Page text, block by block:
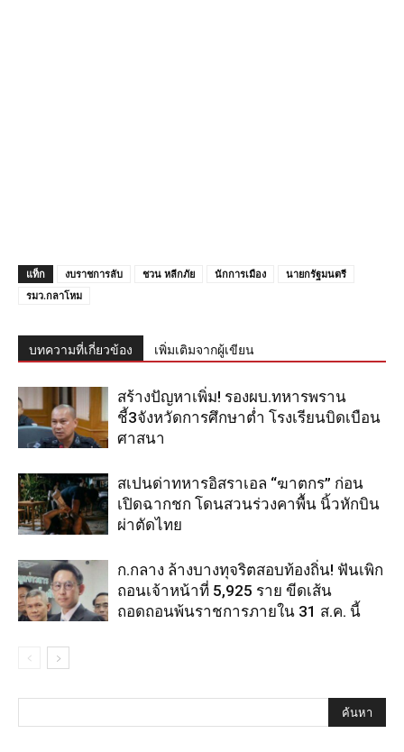
แท็ก งบราชการลับ ชวน หลีกภัย นักการเมือง
นายกรัฐมนตรี
รมว.กลาโหม
บทความที่เกี่ยวข้อง เพิ่มเติมจากผู้เขียน
สร้างปัญหาเพิ่ม! รองผบ.ทหารพราน
ชี้3จังหวัดการศึกษาต่ำ โรงเรียนบิดเบือน
ศาสนา
สเปนด่าทหารอิสราเอล “ฆาตกร” ก่อน
เปิดฉากชก โดนสวนร่วงคาพื้น นิ้วหักบิน
ผ่าตัดไทย
ก.กลาง ล้างบางทุจริตสอบท้องถิ่น! ฟันเพิก
ถอนเจ้าหน้าที่ 5,925 ราย ขีดเส้น
ถอดถอนพ้นราชการภายใน 31 ส.ค. นี้